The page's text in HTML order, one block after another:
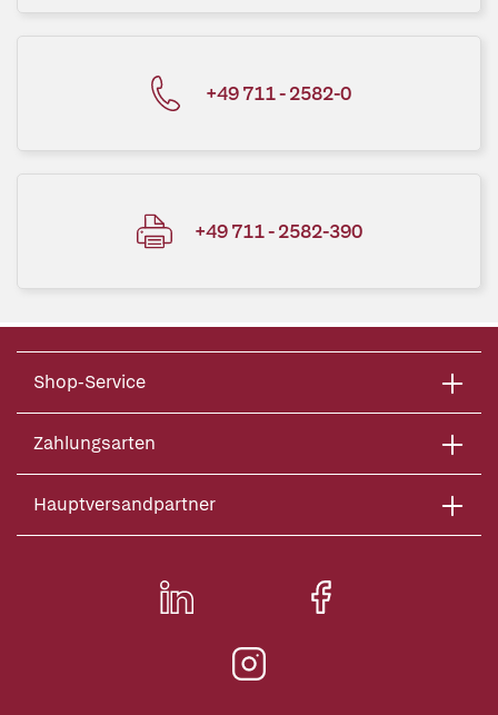
+49 711 - 2582-0
+49 711 - 2582-390
Shop-Service
Zahlungsarten
Hauptversandpartner